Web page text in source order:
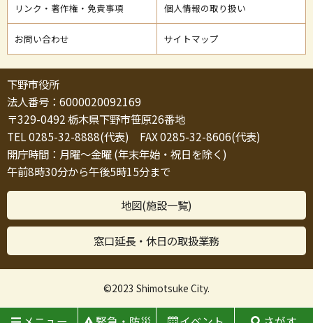
リンク・著作権・免責事項 個人情報の取り扱い
お問い合わせ サイトマップ
下野市役所
法人番号：6000020092169
〒329-0492 栃木県下野市笹原26番地
TEL 0285-32-8888(代表) FAX 0285-32-8606(代表)
開庁時間：月曜～金曜 (年末年始・祝日を除く)
午前8時30分から午後5時15分まで
地図(施設一覧)
窓口延長・休日の取扱業務
©2023 Shimotsuke City.